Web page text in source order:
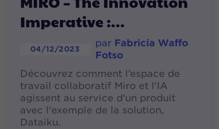
Imperative :
04/12/2023
par Fabricia Waffo
Fotso
Découvrez comment l’espace de
travail collaboratif Miro et l'IA
agissent au service d'un produit
avec l'exemple de la solution,
Dataiku.